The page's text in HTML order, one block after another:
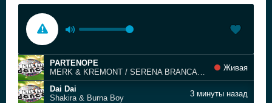
PARTENOPE
MERK & KREMONT / SERENA BRANCALE / THE KOLORS
Живая
Dai Dai
Shakira & Burna Boy
3 минуты назад